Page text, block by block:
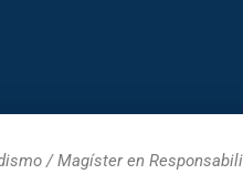
/ Magíster en